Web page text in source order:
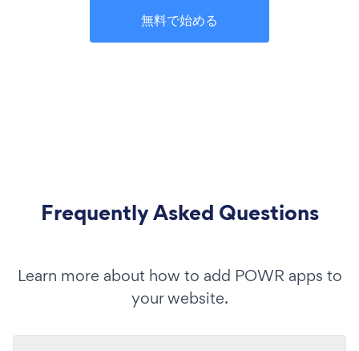
無料で始める
Frequently Asked Questions
Learn more about how to add POWR apps to
your website.